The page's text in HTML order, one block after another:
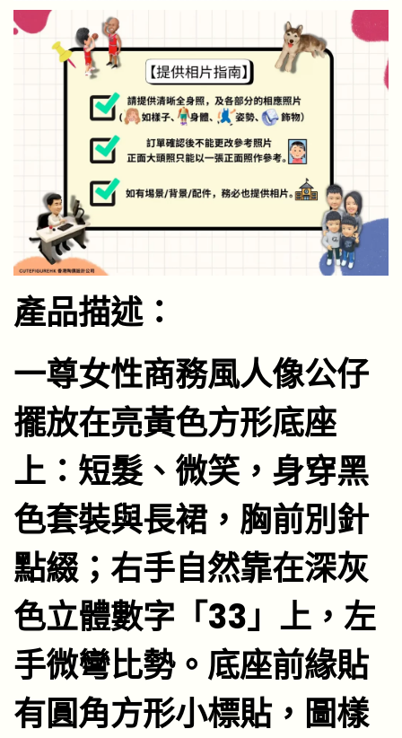
產品描述：
一尊女性商務風人像公仔
擺放在亮黃色方形底座
上：短髮、微笑，身穿黑
色套裝與長裙，胸前別針
點綴；右手自然靠在深灰
色立體數字「33」上，左
手微彎比勢。底座前緣貼
有圓角方形小標貼，圖樣